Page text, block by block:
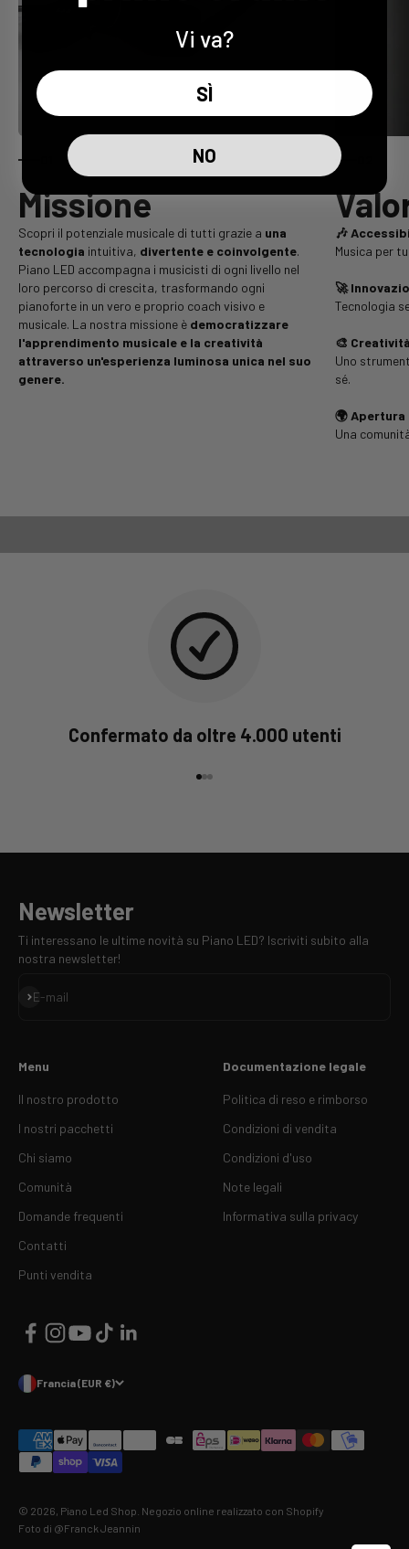
Scopri il potenziale musicale di tutti grazie a una
tecnologia intuitiva, divertente e coinvolgente.
Piano LED accompagna i musicisti di ogni livello nel
loro percorso di crescita, trasformando ogni
pianoforte in un vero e proprio coach visivo e
musicale. La nostra missione è democratizzare
l'apprendimento musicale e la creatività
attraverso un'esperienza luminosa unica nel suo
genere.
🎶
Musica per
🚀
Tecnologia
🎨
Uno
sé.
🌍 Apertura
Una
Confermato da oltre 4.000 utenti
Vai all'elemento 1
Vai al punto 2
Vai al punto 3
Newsletter
Ti interessano le ultime novità su Piano LED? Iscriviti subito alla
nostra newsletter!
E-mail
Iscriviti
Menu
Il nostro prodotto
I nostri pacchetti
Chi siamo
Comunità
Domande frequenti
Contatti
Punti vendita
Documentazione legale
Politica di reso e rimborso
Condizioni di vendita
Condizioni d'uso
Note legali
Informativa sulla privacy
Francia (EUR €)
© 2026, Piano Led Shop. Negozio online realizzato con Shopify
Foto di @Franck Jeannin
Vi va?
SÌ
NO